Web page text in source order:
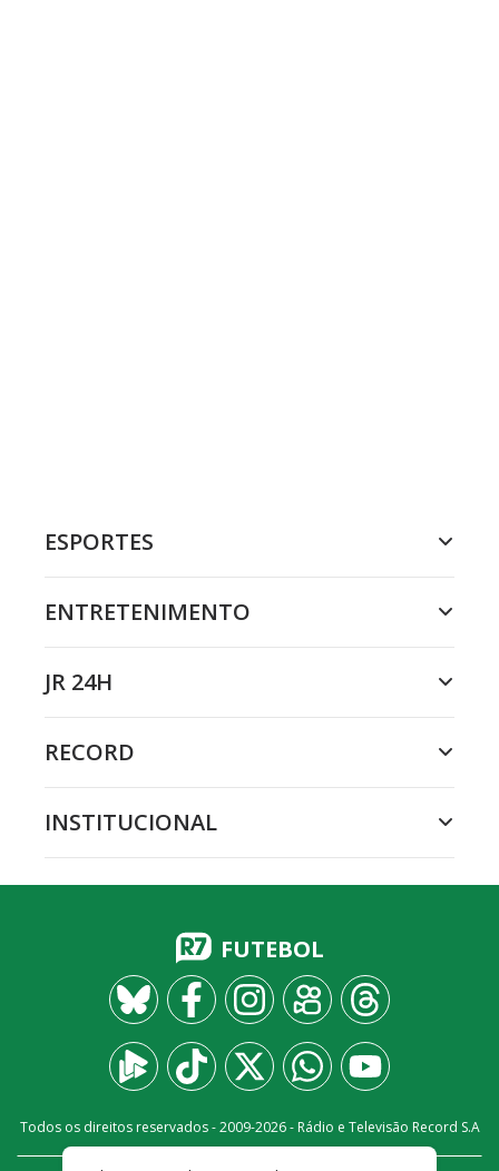
ESPORTES
ENTRETENIMENTO
JR 24H
RECORD
INSTITUCIONAL
FUTEBOL
Todos os direitos reservados - 2009-2026- Rádio e Televisão Record S.A